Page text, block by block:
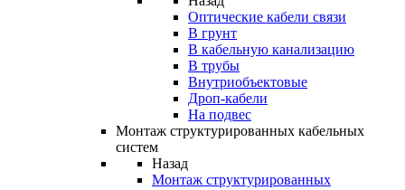
Оптические кабели связи
В грунт
В кабельную канализацию
В трубы
Внутриобъектовые
Дроп-кабели
На подвес
Монтаж структурированных кабельных
систем
Назад
Монтаж структурированных